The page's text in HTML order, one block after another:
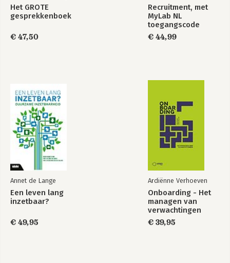
Het GROTE
gesprekkenboek
€ 47,50
Recruitment, met
MyLab NL
toegangscode
€ 44,99
Annet de Lange
Een leven lang
inzetbaar?
€ 49,95
Ardiënne Verhoeven
Onboarding - Het
managen van
verwachtingen
€ 39,95